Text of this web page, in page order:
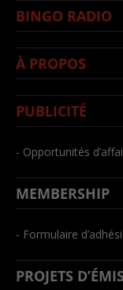
BINGO RADIO
À PROPOS
PUBLICITÉ
- Opportunités
MEMBERSHIP
- Formulaire
PROJETS